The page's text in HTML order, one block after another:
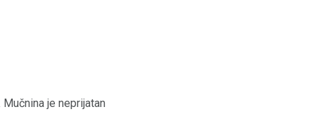
je neprijatan